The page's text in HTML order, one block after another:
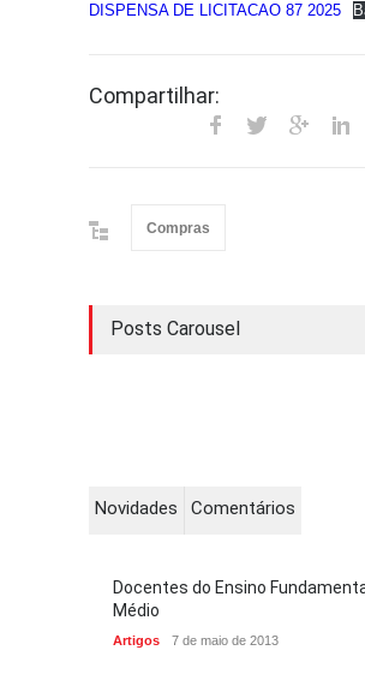
DISPENSA DE LICITACAO 87 2025
Compartilhar:
Compras
Posts Carousel
Novidades Comentários
Docentes do Ensino
Médio
Artigos 7 de maio de 2013